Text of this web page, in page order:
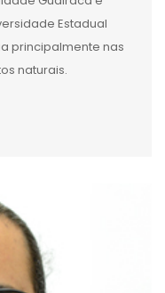
Estadual
principalmente nas
naturais.